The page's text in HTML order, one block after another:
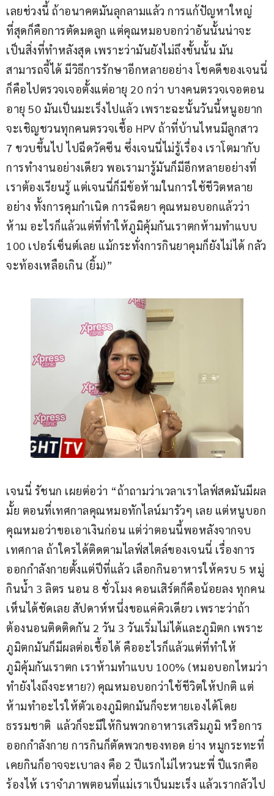
เลยช่วงนี้ ถ้าอนาคตมันลุกลามแล้ว การแก้ปัญหาใหญ่
ที่สุดก็คือการตัดมดลูก แต่คุณหมอบอกว่าอันนั้นน่าจะ
เป็นสิ่งที่ทำหลังสุด เพราะว่ามันยังไม่ถึงขั้นนั้น มัน
สามารถจี้ได้ มีวิธีการรักษาอีกหลายอย่าง โชคดีของเจนนี่
ก็คือไปตรวจเจอตั้งแต่อายุ 20 กว่า บางคนตรวจเจอตอน
อายุ 50 มันเป็นมะเร็งไปแล้ว เพราะฉะนั้นวันนี้หนูอยาก
จะเชิญชวนทุกคนตรวจเชื้อ HPV ถ้าที่บ้านไหนมีลูกสาว
7 ขวบขึ้นไป ไปฉีดวัคซีน ซึ่งเจนนี่ไม่รู้เรื่อง เราโตมากับ
การทำงานอย่างเดียว พอเรามารู้มันก็มีอีกหลายอย่างที่
เราต้องเรียนรู้ แต่เจนนี่ก็มีข้อห้ามในการใช้ชีวิตหลาย
อย่าง ทั้งการคุมกำเนิด การฉีดยา คุณหมอบอกแล้วว่า
ห้าม อะไรก็แล้วแต่ที่ทำให้ภูมิคุ้มกันเราตกห้ามทำแบบ
100 เปอร์เซ็นต์เลย แม้กระทั่งการกินยาคุมก็ยังไม่ได้ กลัว
จะท้องเหลือเกิน (ยิ้ม)”
เจนนี่ รัชนก เผยต่อว่า “ถ้าถามว่าเวลาเราไลฟ์สดมันมีผล
มั้ย ตอนที่เทศกาลคุณหมอทักไลน์มารัวๆ เลย แต่หนูบอก
คุณหมอว่าขอเอาเงินก่อน แต่ว่าตอนนี้พอหลังจากจบ
เทศกาล ถ้าใครได้ติดตามไลฟ์สไตล์ของเจนนี่ เรื่องการ
ออกกำลังกายตั้งแต่ปีที่แล้ว เลือกกินอาหารให้ครบ 5 หมู่
กินน้ำ 3 ลิตร นอน 8 ชั่วโมง คอนเสิร์ตก็คือน้อยลง ทุกคน
เห็นได้ชัดเลย สัปดาห์หนึ่งขอแค่คิวเดียว เพราะว่าถ้า
ต้องนอนติดติดกัน 2 วัน 3 วันเริ่มไม่ได้และภูมิตก เพราะ
ภูมิตกมันก็มีผลต่อเชื้อได้ คืออะไรก็แล้วแต่ที่ทำให้
ภูมิคุ้มกันเราตก เราห้ามทำแบบ 100% (หมอบอกไหมว่า
ทำยังไงถึงจะหาย?) คุณหมอบอกว่าใช้ชีวิตให้ปกติ แต่
ห้ามทำอะไรให้ตัวเองภูมิตกมันก็จะหายเองได้โดย
ธรรมชาติ  แล้วก็จะมีให้กินพวกอาหารเสริมภูมิ หรือการ
ออกกำลังกาย การกินก็ตัดพวกของทอด ย่าง หมูกระทะที่
เคยกินก็อาจจะเบาลง คือ 2 ปีแรกไม่ไหวนะพี่ ปีแรกคือ
ร้องไห้ เราจำภาพตอนที่แม่เราเป็นมะเร็ง แล้วเรากลัวไป